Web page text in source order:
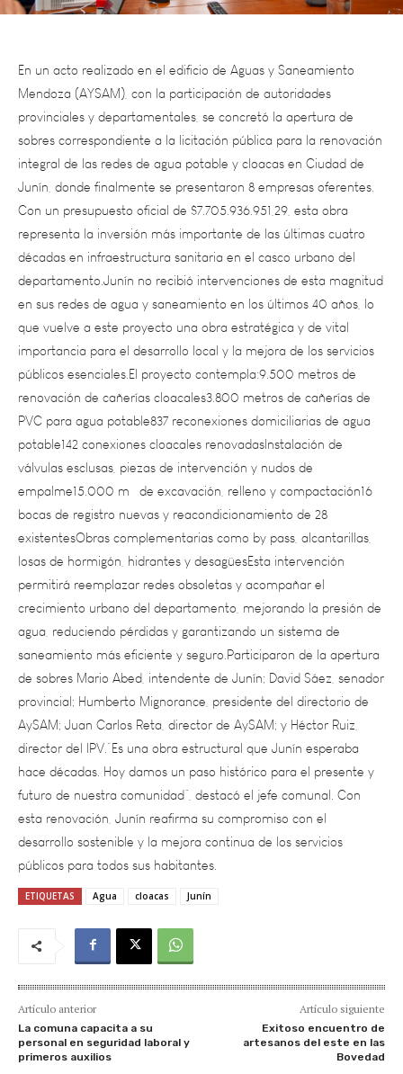
En un acto realizado en el edificio de Aguas y Saneamiento
Mendoza (AYSAM), con la participación de autoridades
provinciales y departamentales, se concretó la apertura de
sobres correspondiente a la licitación pública para la renovación
integral de las redes de agua potable y cloacas en Ciudad de
Junín, donde finalmente se presentaron 8 empresas oferentes.
Con un presupuesto oficial de $7.705.936.951,29, esta obra
representa la inversión más importante de las últimas cuatro
décadas en infraestructura sanitaria en el casco urbano del
departamento.Junín no recibió intervenciones de esta magnitud
en sus redes de agua y saneamiento en los últimos 40 años, lo
que vuelve a este proyecto una obra estratégica y de vital
importancia para el desarrollo local y la mejora de los servicios
públicos esenciales.El proyecto contempla:9.500 metros de
renovación de cañerías cloacales3.800 metros de cañerías de
PVC para agua potable837 reconexiones domiciliarias de agua
potable142 conexiones cloacales renovadasInstalación de
válvulas esclusas, piezas de intervención y nudos de
empalme15.000 m³ de excavación, relleno y compactación16
bocas de registro nuevas y reacondicionamiento de 28
existentesObras complementarias como by pass, alcantarillas,
losas de hormigón, hidrantes y desagüesEsta intervención
permitirá reemplazar redes obsoletas y acompañar el
crecimiento urbano del departamento, mejorando la presión de
agua, reduciendo pérdidas y garantizando un sistema de
saneamiento más eficiente y seguro.Participaron de la apertura
de sobres Mario Abed, intendente de Junín; David Sáez, senador
provincial; Humberto Mignorance, presidente del directorio de
AySAM; Juan Carlos Reta, director de AySAM; y Héctor Ruiz,
director del IPV.“Es una obra estructural que Junín esperaba
hace décadas. Hoy damos un paso histórico para el presente y
futuro de nuestra comunidad”, destacó el jefe comunal. Con
esta renovación, Junín reafirma su compromiso con el
desarrollo sostenible y la mejora continua de los servicios
públicos para todos sus habitantes.
ETIQUETAS Agua cloacas Junín
Artículo anterior
La comuna capacita a su
personal en seguridad laboral y
primeros auxilios
Artículo siguiente
Exitoso encuentro de
artesanos del este en las
Bovedad